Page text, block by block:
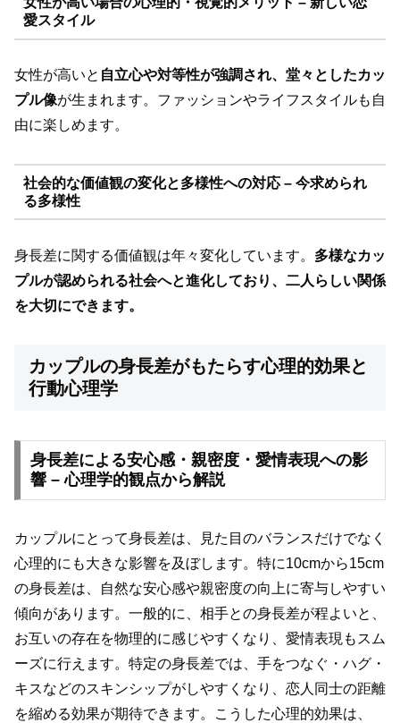
愛スタイル
女性が高いと 自立心や対等性が強調され、堂々としたカッ
プル像が生まれます。ファッションやライフスタイルも自
由に楽しめます。
社会的な価値観の変化と多様性への対応 – 今求められ
る多様性
身長差に関する価値観は年々変化しています。 多様なカッ
プルが認められる社会へと進化しており、二人らしい関係
を大切にできます。
カップルの身長差がもたらす心理的効果と
行動心理学
身長差による安心感・親密度・愛情表現への影
響 – 心理学的観点から解説
カップルにとって身長差は、見た目のバランスだけでなく
心理的にも大きな影響を及ぼします。特に10cmから15cm
の身長差は、自然な安心感や親密度の向上に寄与しやすい
傾向があります。一般的に、相手との身長差が程よいと、
お互いの存在を物理的に感じやすくなり、愛情表現もスム
ーズに行えます。特定の身長差では、手をつなぐ・ハグ・
キスなどのスキンシップがしやすくなり、恋人同士の距離
を縮める効果が期待できます。こうした心理的効果は、